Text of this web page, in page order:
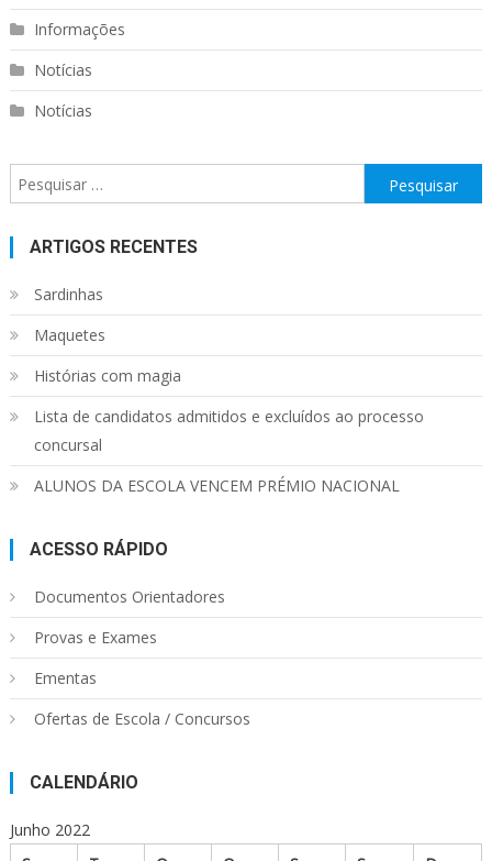
Informações
Notícias
Notícias
Pesquisar
por:
ARTIGOS RECENTES
Sardinhas
Maquetes
Histórias com magia
Lista de candidatos admitidos e excluídos ao processo
concursal
ALUNOS DA ESCOLA VENCEM PRÉMIO NACIONAL
ACESSO RÁPIDO
Documentos Orientadores
Provas e Exames
Ementas
Ofertas de Escola / Concursos
CALENDÁRIO
Junho 2022